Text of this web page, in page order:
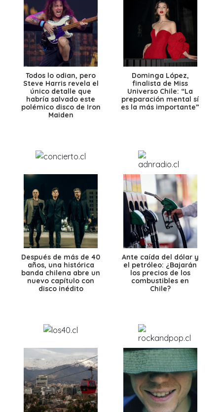
Todos lo odian, pero
Steve Harris revela el
único detalle que
habría salvado este
polémico disco de Iron
Maiden
Dominga López,
finalista de Miss
Universo Chile: “La
preparación mental sí
es la más importante”
Después de más de 40
años, una histórica
banda chilena abre un
nuevo capítulo con
disco inédito
Ante caída del dólar y
el petróleo: ¿Bajarán
los precios de los
combustibles en
Chile?